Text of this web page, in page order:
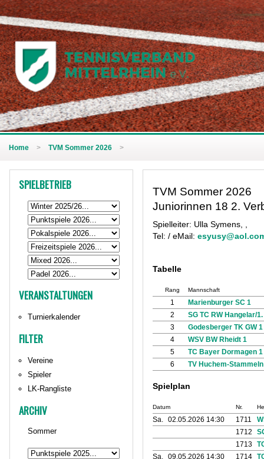
Home > TVM Sommer 2026 >
SPIELBETRIEB
VERANSTALTUNGEN
Turnierkalender
FILTER
Vereine
Spieler
LK-Rangliste
ARCHIV
Sommer
TVM Sommer 2026
Juniorinnen 18 2.
Spielleiter: Ulla Symens, ,
Tel: / eMail:
Tabelle
Rang Mannschaft
1
Marienburger SC 1
2
SG TC RW Hangelar/
3
Godesberger TK GW 1
4
WSV BW Rheidt 1
5
TC Bayer Dormagen 1
6
TV Huchem-
Spielplan
Datum Nr.
Sa. 02.05.2026 14:30 1711
1712
1713
Sa. 09.05.2026 14:30 1714